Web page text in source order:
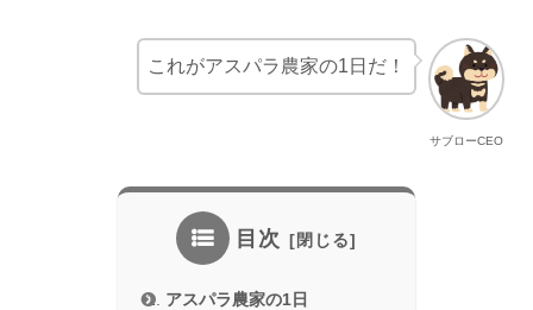
サブローCEO
これがアスパラ農家の1日だ！
目次
アスパラ農家の1日